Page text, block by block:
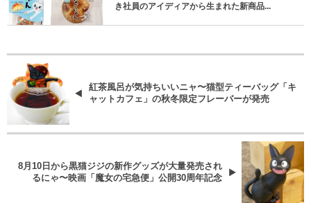
き社員のアイディアから生まれた新商品...
紅茶風呂が気持ちいいニャ〜猫型ティーバッグ「キ
ャットカフェ」の秋冬限定フレーバーが発売
8月10日から黒猫ジジの新作グッズが大量発売され
るにゃ〜映画「魔女の宅急便」公開30周年記念